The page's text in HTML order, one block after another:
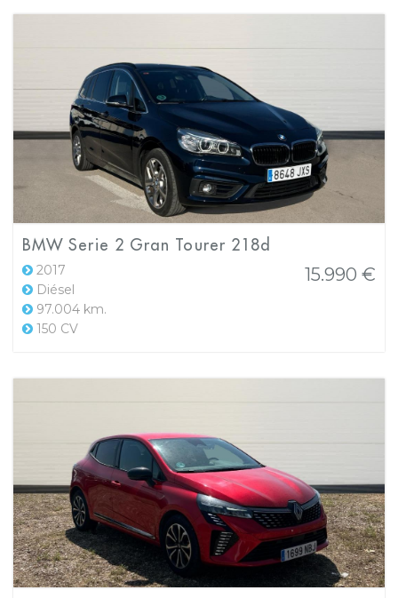
BMW Serie 2 Gran Tourer 218d
2017
Diésel
97.004 km.
150 CV
15.990 €